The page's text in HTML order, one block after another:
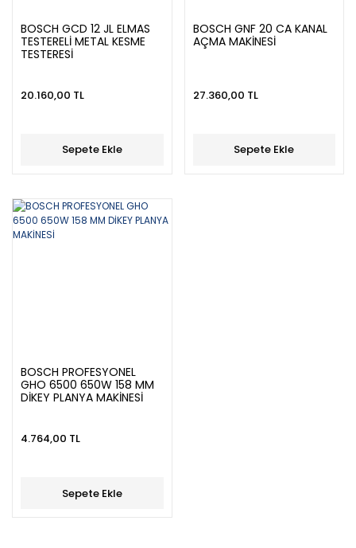
BOSCH GCD 12 JL ELMAS
TESTERELİ METAL KESME
TESTERESİ
20.160,00 TL
Sepete Ekle
BOSCH GNF 20 CA KANAL
AÇMA MAKİNESİ
27.360,00 TL
Sepete Ekle
BOSCH PROFESYONEL
GHO 6500 650W 158 MM
DİKEY PLANYA MAKİNESİ
4.764,00 TL
Sepete Ekle